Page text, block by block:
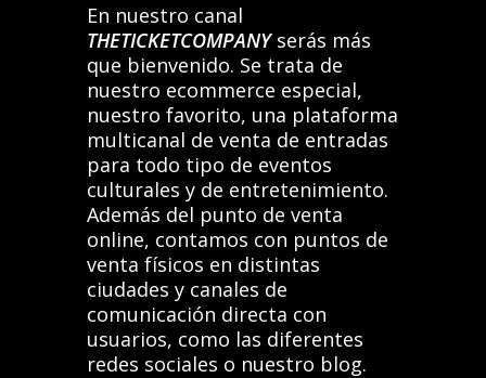
En nuestro canal
THETICKETCOMPANYserás más
que bienvenido. Se trata de
nuestro ecommerce especial,
nuestro favorito, una plataforma
multicanal de venta de entradas
para todo tipo de eventos
culturales y de entretenimiento.
Además del punto de venta
online, contamos con puntos de
venta físicos en distintas
ciudades y canales de
comunicación directa con
usuarios, como las diferentes
redes sociales o nuestro blog.